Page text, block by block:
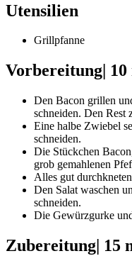
Utensilien
Grillpfanne
Vorbereitung |
Den Bacon grillen
schneiden. Den Rest
Eine halbe Zwiebel
schneiden.
Die Stückchen
grob gemahlenen
Alles gut
Den Salat waschen
schneiden.
Die Gewürzgurke
Zubereitung | 15